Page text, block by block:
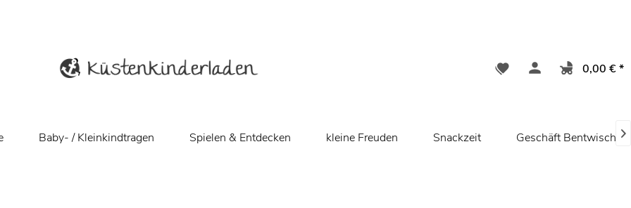
0,00 € *
Baby- / Kleinkindtragen Spielen & Entdecken kleine Freuden Snackzeit Geschäft Bentwisch/ 